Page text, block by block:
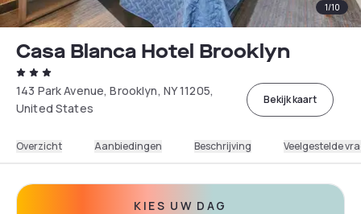
1/10
Casa Blanca Hotel Brooklyn
143 Park Avenue, Brooklyn, NY 11205,
United States
Bekijk kaart
Overzicht Aanbiedingen Beschrijving Veelgestelde
KIES UW DAG